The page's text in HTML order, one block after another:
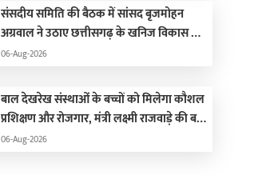
संसदीय समिति की बैठक में सांसद बृजमोहन
अग्रवाल ने उठाए छत्तीसगढ़ के खनिज विकास से
जुड़े मुद्दे
06-Aug-2026
बाल देखरेख संस्थाओं के बच्चों को मिलेगा कौशल
प्रशिक्षण और रोजगार, मंत्री लक्ष्मी राजवाड़े की बड़ी
पहल
06-Aug-2026